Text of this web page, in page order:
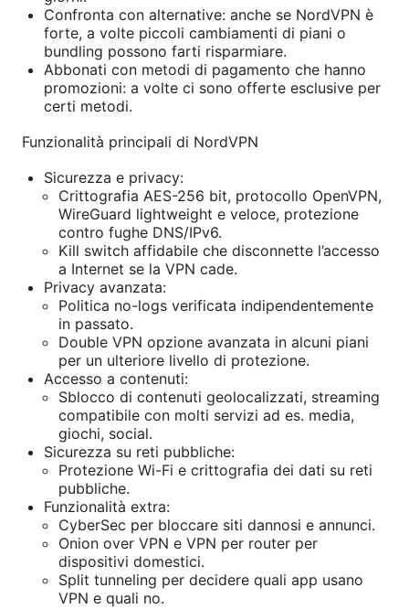
Confronta con alternative: anche se NordVPN è
forte, a volte piccoli cambiamenti di piani o
bundling possono farti risparmiare.
Abbonati con metodi di pagamento che hanno
promozioni: a volte ci sono offerte esclusive per
certi metodi.
Funzionalità principali di NordVPN
Sicurezza e privacy:
Crittografia AES-256 bit, protocollo OpenVPN,
WireGuard lightweight e veloce, protezione
contro fughe DNS/IPv6.
Kill switch affidabile che disconnette l’accesso
a Internet se la VPN cade.
Privacy avanzata:
Politica no-logs verificata indipendentemente
in passato.
Double VPN opzione avanzata in alcuni piani
per un ulteriore livello di protezione.
Accesso a contenuti:
Sblocco di contenuti geolocalizzati, streaming
compatibile con molti servizi ad es. media,
giochi, social.
Sicurezza su reti pubbliche:
Protezione Wi-Fi e crittografia dei dati su reti
pubbliche.
Funzionalità extra:
CyberSec per bloccare siti dannosi e annunci.
Onion over VPN e VPN per router per
dispositivi domestici.
Split tunneling per decidere quali app usano
VPN e quali no.